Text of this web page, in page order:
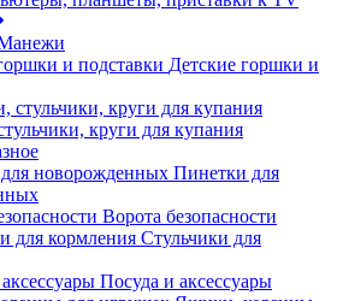
Детские горшки и
круги для купания
Пинетки для
Ворота безопасности
Стульчики для
Посуда и аксессуары